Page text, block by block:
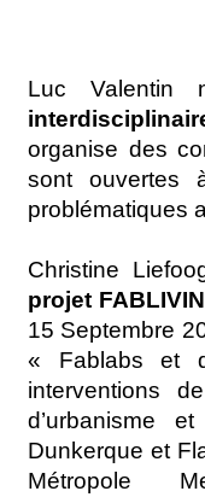
Luc Valentin
organise des
sont ouvertes
problématiques
Christine
projet
15 Septembre
« Fablabs et
interventions
d’urbanisme
Dunkerque et
Métropole